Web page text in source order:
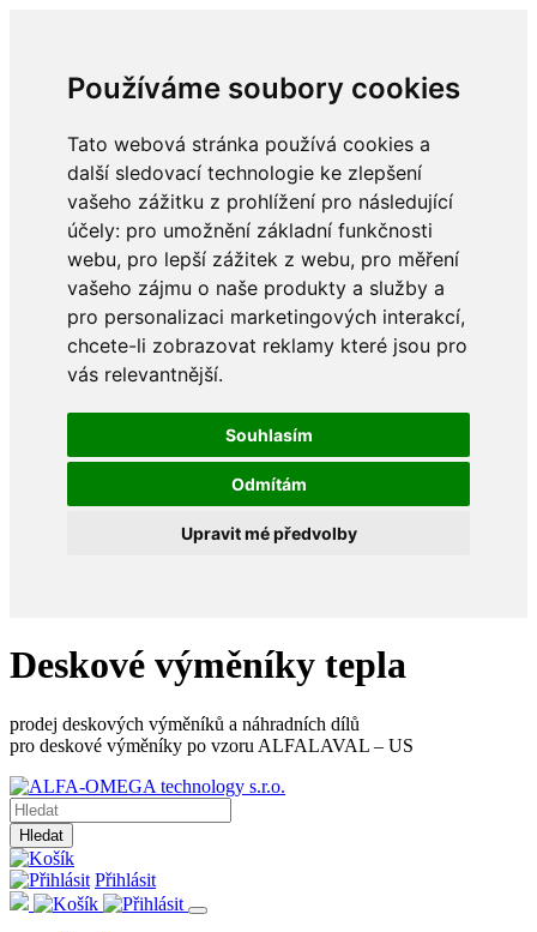
Používáme soubory cookies
Tato webová stránka používá cookies a
další sledovací technologie ke zlepšení
vašeho zážitku z prohlížení pro následující
účely: pro umožnění základní funkčnosti
webu, pro lepší zážitek z webu, pro měření
vašeho zájmu o naše produkty a služby a
pro personalizaci marketingových interakcí,
chcete-li zobrazovat reklamy které jsou pro
vás relevantnější.
Souhlasím
Odmítám
Upravit mé předvolby
Deskové výměníky tepla
prodej deskových výměníků a náhradních dílů
pro deskové výměníky po vzoru ALFALAVAL – US
Hledat
Přihlásit